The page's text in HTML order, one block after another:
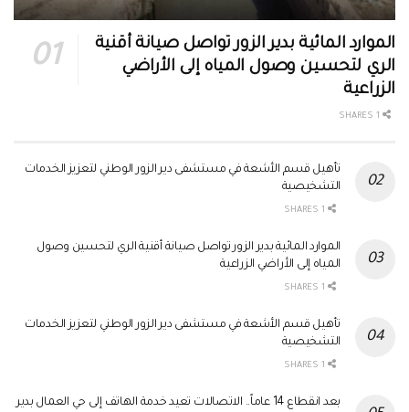
الموارد المائية بدير الزور تواصل صيانة أقنية
الري لتحسين وصول المياه إلى الأراضي
الزراعية
تأهيل قسم الأشعة في مستشفى دير الزور الوطني لتعزيز الخدمات
التشخيصية
الموارد المائية بدير الزور تواصل صيانة أقنية الري لتحسين وصول
المياه إلى الأراضي الزراعية
تأهيل قسم الأشعة في مستشفى دير الزور الوطني لتعزيز الخدمات
التشخيصية
بعد انقطاع 14 عاماً.. الاتصالات تعيد خدمة الهاتف إلى حي العمال بدير